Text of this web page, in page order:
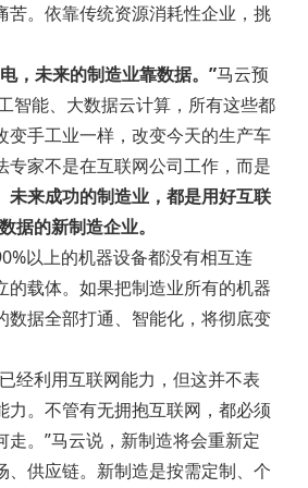
苦。依靠传统资源消耗性企业，挑
，未来的制造业靠数据。”马云预
智能、大数据云计算，所有这些都
变手工业一样，改变今天的生产车
专家不是在互联网公司工作，而是
未来成功的制造业，都是用好互联
据的新制造企业。
以上的机器设备都没有相互连
的载体。如果把制造业所有的机器
数据全部打通、智能化，将彻底变
经利用互联网能力，但这并不表
力。不管有无拥抱互联网，都必须
走。”马云说，新制造将会重新定
、供应链。新制造是按需定制、个